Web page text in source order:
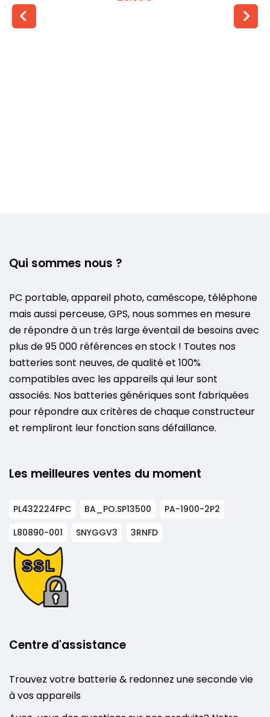
Qui sommes nous ?
PC portable, appareil photo, caméscope, téléphone
mais aussi perceuse, GPS, nous sommes en mesure
de répondre à un très large éventail de besoins avec
plus de 95 000 références en stock ! Toutes nos
batteries sont neuves, de qualité et 100%
compatibles avec les appareils qui leur sont
associés. Nos batteries génériques sont fabriquées
pour répondre aux critères de chaque constructeur
et rempliront leur fonction sans défaillance.
Les meilleures ventes du moment
PL432224FPC BA_PO.SP13500
PA-1900-2P2
L80890-001
SNYGGV3 3RNFD
Centre d'assistance
Trouvez votre batterie & redonnez une seconde vie
à vos appareils